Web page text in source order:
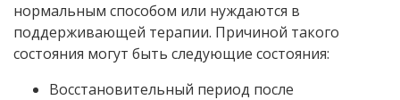
нормальным способом или нуждаются в
поддерживающей терапии. Причиной такого
состояния могут быть следующие состояния:
Восстановительный период после